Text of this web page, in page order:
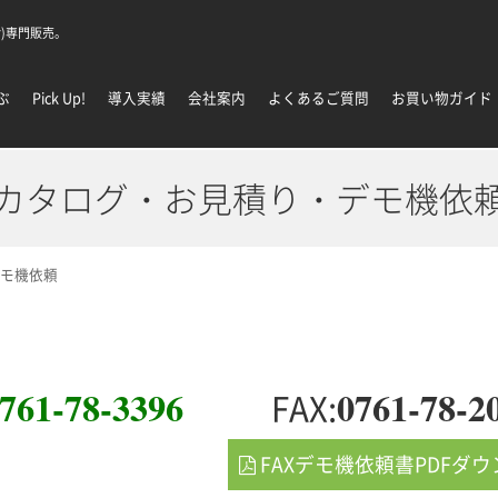
門販売。
Pick Up! 導入実績 会社案内 よくあるご質問 お買い物ガイド
タログ・お見積り・デモ機依
機依頼
78-3396 FAX:0761-78-
 FAXデモ機依頼書PDFダ